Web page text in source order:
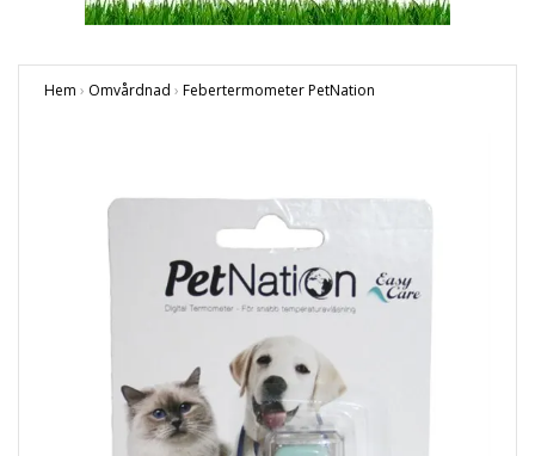
Hem › Omvårdnad › Febertermometer PetNation